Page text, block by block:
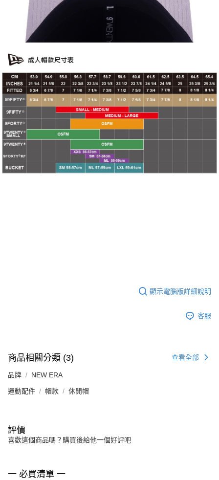
顯示電腦版詳細說明
客服
商品相關分類 (3) 查看全部
品牌 NEW ERA
運動配件 帽款 休閒帽
評價
喜歡這個商品嗎？購買後給他一個好評吧
一 必買清單 一